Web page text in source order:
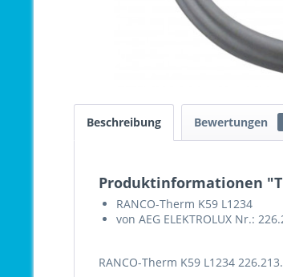
Beschreibung Bewertungen
Produktinformationen
RANCO-Therm K59 L1234
von AEG ELEKTROLUX Nr.:
RANCO-Therm K59 L1234